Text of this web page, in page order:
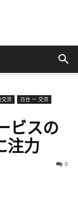
交流
日台 ー 交流
ビスの
注力
0